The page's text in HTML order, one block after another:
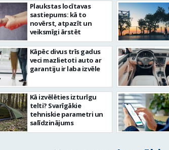
Plaukstas locītavas
sastiepums: kā to
novērst, atpazīt un
veiksmīgi ārstēt
Kāpēc divus trīs gadus
veci mazlietoti auto ar
garantiju ir laba izvēle
Kā izvēlēties izturīgu
telti? Svarīgākie
tehniskie parametri un
salīdzinājums